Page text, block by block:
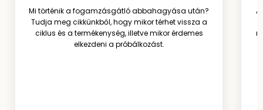
Mi történik a fogamzásgátló abbahagyása után?
Tudja meg cikkünkből, hogy mikor térhet vissza a
ciklus és a termékenység, illetve mikor érdemes
elkezdeni a próbálkozást.
A